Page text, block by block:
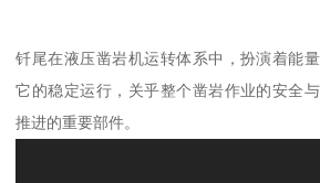
钎尾在液压凿岩机运转体系中，扮演着能
它的稳定运行，关乎整个凿岩作业的安全
推进的重要部件。